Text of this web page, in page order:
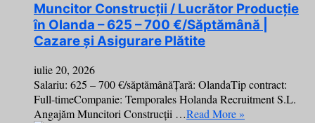
Muncitor Construcții / Lucrător Producție
în Olanda – 625 – 700 €/Săptămână |
Cazare și Asigurare Plătite
iulie 20, 2026
Salariu: 625 – 700 €/săptămânăȚară: OlandaTip contract:
Full-timeCompanie: Temporales Holanda Recruitment S.L.
Angajăm Muncitori Construcții …Read More »